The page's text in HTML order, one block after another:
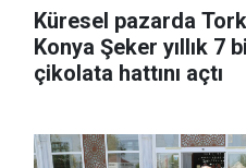
Küresel pazarda
Konya Şeker yıllık 7
çikolata hattını açtı